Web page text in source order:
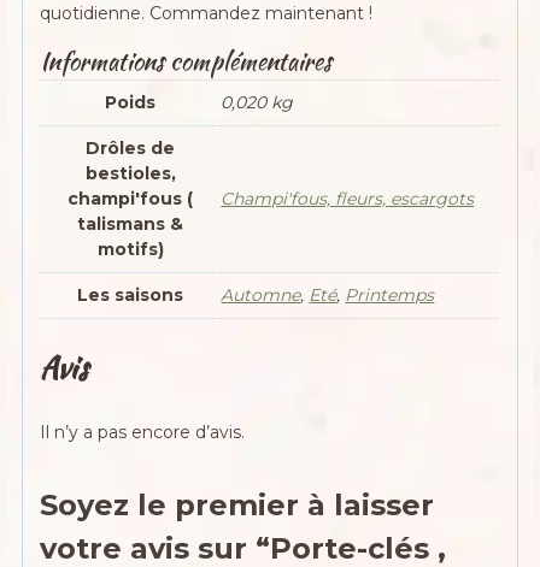
quotidienne. Commandez maintenant !
Informations complémentaires
Poids 0,020 kg
Drôles de
bestioles,
champi'fous (
talismans &
motifs)
Champi'fous, fleurs, escargots
Les saisons Automne, Eté, Printemps
Avis
Il n’y a pas encore d’avis.
Soyez le premier à laisser
votre avis sur “Porte-clés ,